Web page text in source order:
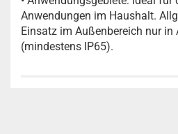
Anwendungen im Haushalt.
Einsatz im Außenbereich nur in
(mindestens IP65).